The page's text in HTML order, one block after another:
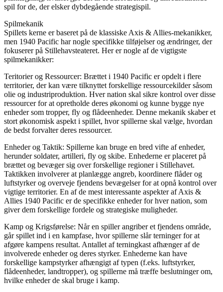
spil for de, der elsker dybdegående strategispil.
Spilmekanik
Spillets kerne er baseret på de klassiske Axis & Allies-mekanikker,
men 1940 Pacific har nogle specifikke tilføjelser og ændringer, der
fokuserer på Stillehavsteateret. Her er nogle af de vigtigste
spilmekanikker:
Teritorier og Ressourcer: Brættet i 1940 Pacific er opdelt i flere
territorier, der kan være tilknyttet forskellige ressourcekilder såsom
olie og industriproduktion. Hver nation skal sikre kontrol over disse
ressourcer for at opretholde deres økonomi og kunne bygge nye
enheder som tropper, fly og flådeenheder. Denne mekanik skaber et
stort økonomisk aspekt i spillet, hvor spillerne skal vælge, hvordan
de bedst forvalter deres ressourcer.
Enheder og Taktik: Spillerne kan bruge en bred vifte af enheder,
herunder soldater, artilleri, fly og skibe. Enhederne er placeret på
brættet og bevæger sig over forskellige regioner i Stillehavet.
Taktikken involverer at planlægge angreb, koordinere flåder og
luftstyrker og overveje fjendens bevægelser for at opnå kontrol over
vigtige territorier. En af de mest interessante aspekter af Axis &
Allies 1940 Pacific er de specifikke enheder for hver nation, som
giver dem forskellige fordele og strategiske muligheder.
Kamp og Krigsførelse: Når en spiller angriber et fjendens område,
går spillet ind i en kampfase, hvor spillerne slår terninger for at
afgøre kampens resultat. Antallet af terningkast afhænger af de
involverede enheder og deres styrker. Enhederne kan have
forskellige kampstyrker afhængigt af typen (f.eks. luftstyrker,
flådeenheder, landtropper), og spillerne må træffe beslutninger om,
hvilke enheder de skal bruge i kamp.